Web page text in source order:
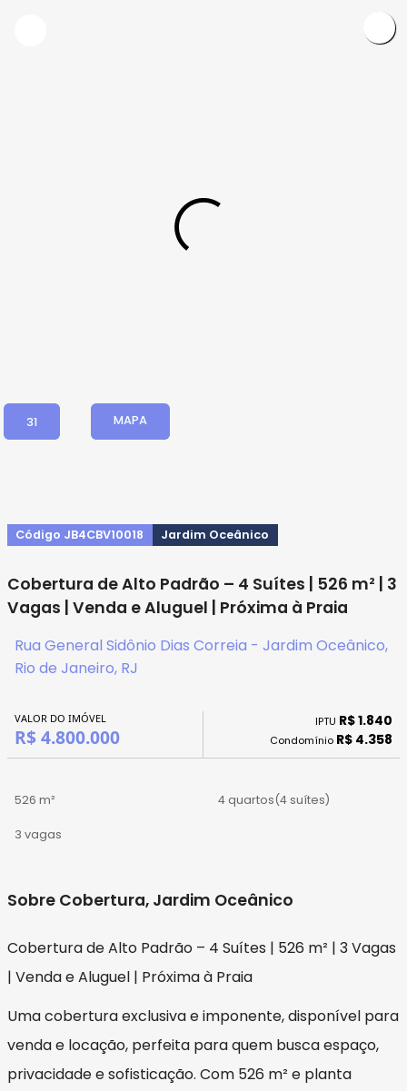
31 MAPA
Código JB4CBV10018 Jardim Oceânico
Cobertura de Alto Padrão – 4 Suítes | 526 m² | 3
Vagas | Venda e Aluguel | Próxima à Praia
Rua General Sidônio Dias Correia - Jardim Oceânico,
Rio de Janeiro, RJ
VALOR DO IMÓVEL
R$ 4.800.000
IPTU R$ 1.840
Condomínio R$ 4.358
526 m² 4 quartos(4 suítes)
3 vagas
Sobre Cobertura, Jardim Oceânico
Cobertura de Alto Padrão – 4 Suítes | 526 m² | 3 Vagas
| Venda e Aluguel | Próxima à Praia
Uma cobertura exclusiva e imponente, disponível para
venda e locação, perfeita para quem busca espaço,
privacidade e sofisticação. Com 526 m² e planta